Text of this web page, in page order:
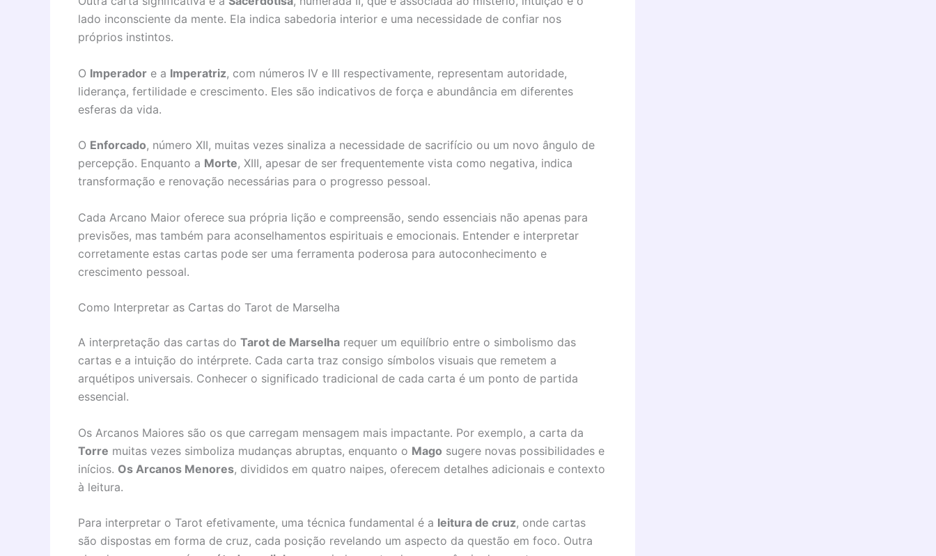
lado inconsciente da mente. Ela indica sabedoria interior e uma necessidade de confiar nos
próprios instintos.
O Imperador e a Imperatriz, com números IV e III respectivamente, representam autoridade,
liderança, fertilidade e crescimento. Eles são indicativos de força e abundância em diferentes
esferas da vida.
O Enforcado, número XII, muitas vezes sinaliza a necessidade de sacrifício ou um novo ângulo de
percepção. Enquanto a Morte, XIII, apesar de ser frequentemente vista como negativa, indica
transformação e renovação necessárias para o progresso pessoal.
Cada Arcano Maior oferece sua própria lição e compreensão, sendo essenciais não apenas para
previsões, mas também para aconselhamentos espirituais e emocionais. Entender e interpretar
corretamente estas cartas pode ser uma ferramenta poderosa para autoconhecimento e
crescimento pessoal.
Como Interpretar as Cartas do Tarot de Marselha
A interpretação das cartas do Tarot de Marselha requer um equilíbrio entre o simbolismo das
cartas e a intuição do intérprete. Cada carta traz consigo símbolos visuais que remetem a
arquétipos universais. Conhecer o significado tradicional de cada carta é um ponto de partida
essencial.
Os Arcanos Maiores são os que carregam mensagem mais impactante. Por exemplo, a carta da
Torre muitas vezes simboliza mudanças abruptas, enquanto o Mago sugere novas possibilidades e
inícios. Os Arcanos Menores, divididos em quatro naipes, oferecem detalhes adicionais e contexto
à leitura.
Para interpretar o Tarot efetivamente, uma técnica fundamental é a leitura de cruz, onde cartas
são dispostas em forma de cruz, cada posição revelando um aspecto da questão em foco. Outra